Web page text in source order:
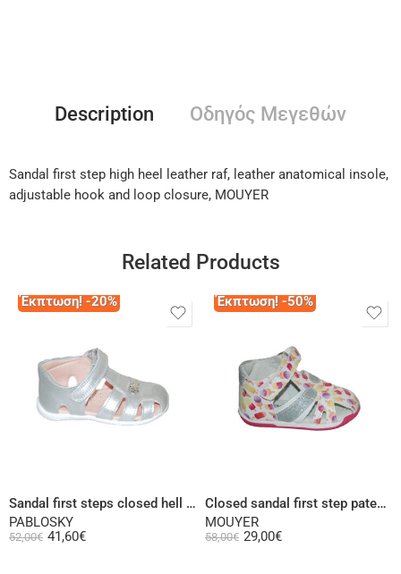
Description Οδηγός Μεγεθών
Sandal first step high heel leather raf, leather anatomical insole,
adjustable hook and loop closure, MOUYER
Related Products
Έκπτωση! -20%
Sandal first steps closed hell leather silver or pink
PABLOSKY
52,00€ 41,60€
Έκπτωση! -50%
Closed sandal first step patent leather high heel multi colour
MOUYER
58,00€ 29,00€